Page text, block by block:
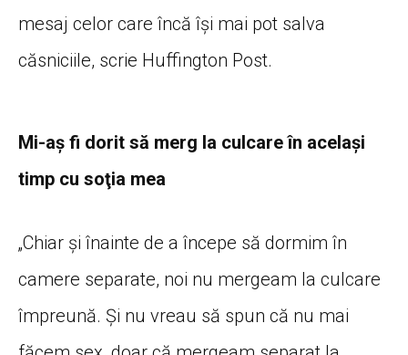
mesaj celor care încă îşi mai pot salva
căsniciile, scrie Huffington Post.
Mi-aş fi dorit să merg la culcare în acelaşi
timp cu soţia mea
„Chiar şi înainte de a începe să dormim în
camere separate, noi nu mergeam la culcare
împreună. Şi nu vreau să spun că nu mai